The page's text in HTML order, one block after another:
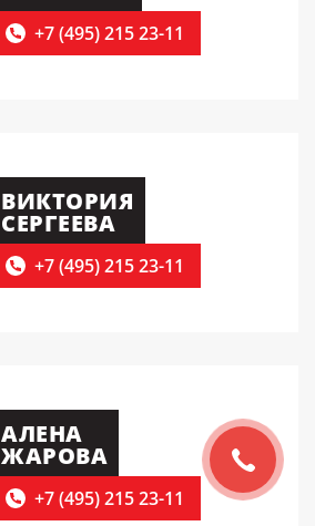
+7 (495) 215 23-11
ВИКТОРИЯ
СЕРГЕЕВА
+7 (495) 215 23-11
АЛЕНА
ЖАРОВА
+7 (495) 215 23-11